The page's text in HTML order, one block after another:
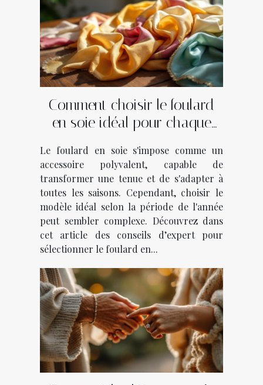
Comment choisir le foulard
en soie idéal pour chaque
Le foulard en soie s'impose comme un
accessoire polyvalent, capable de
transformer une tenue et de s'adapter à
toutes les saisons. Cependant, choisir le
modèle idéal selon la période de l'année
peut sembler complexe. Découvrez dans
cet article des conseils d’expert pour
sélectionner le foulard en...